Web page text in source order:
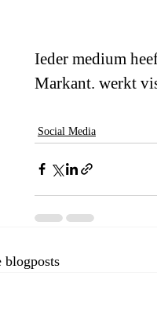
Ieder medium
Markant. werkt
Social Media
blogposts